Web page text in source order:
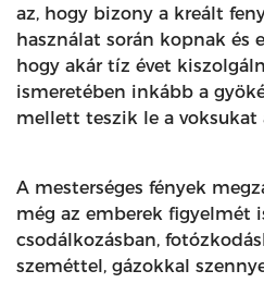
az, hogy bizony a kreált
használat során kopnak és
hogy akár tíz évet
ismeretében inkább a
mellett teszik le a voksukat
A mesterséges fények
még az emberek figyelmét
csodálkozásban,
szeméttel, gázokkal